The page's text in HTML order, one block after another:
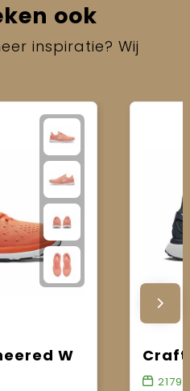
ook
inspiratie? Wij
W Craft
21796